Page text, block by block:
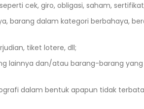
cek, giro, obligasi, saham, sertifikat,
barang dalam kategori berbahaya,
tiket lotere, dll;
lainnya dan/atau barang-barang
dalam bentuk apapun tidak